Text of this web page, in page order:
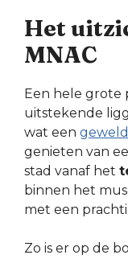
Het
MNAC
Een hele grote
uitstekende
wat een
genieten van
stad vanaf het
binnen het
met een
Zo is er op de